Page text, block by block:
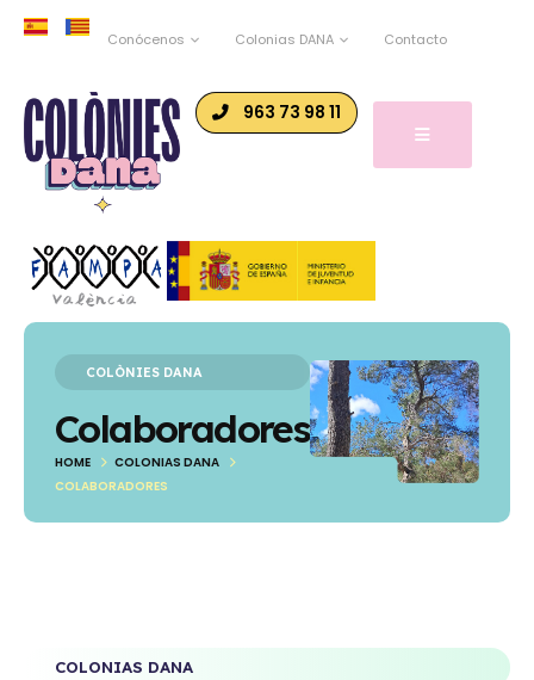
Conócenos Colonias DANA Contacto
963 73 98 11
COLÒNIES DANA
Colaboradores
HOME
COLONIAS DANA
COLABORADORES
COLONIAS DANA